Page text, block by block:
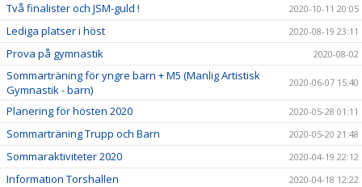
Två finalister och JSM-guld ! 2020-10-11 20:05
Lediga platser i höst 2020-08-19 23:11
Prova på gymnastik 2020-08-02
Sommarträning för yngre barn + M5 (Manlig Artistisk
Gymnastik - barn)
2020-06-07 15:40
Planering för hösten 2020 2020-05-28 01:11
Sommarträning Trupp och Barn 2020-05-20 21:48
Sommaraktiviteter 2020 2020-04-19 22:12
Information Torshallen 2020-04-18 12:22